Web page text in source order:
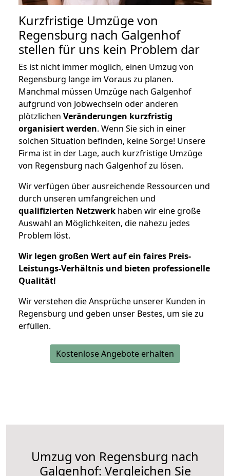
Kurzfristige Umzüge von
Regensburg nach Galgenhof
stellen für uns kein Problem dar
Es ist nicht immer möglich, einen Umzug von
Regensburg lange im Voraus zu planen.
Manchmal müssen Umzüge nach Galgenhof
aufgrund von Jobwechseln oder anderen
plötzlichen Veränderungen kurzfristig
organisiert werden. Wenn Sie sich in einer
solchen Situation befinden, keine Sorge! Unsere
Firma ist in der Lage, auch kurzfristige Umzüge
von Regensburg nach Galgenhof zu lösen.
Wir verfügen über ausreichende Ressourcen und
durch unseren umfangreichen und
qualifizierten Netzwerk haben wir eine große
Auswahl an Möglichkeiten, die nahezu jedes
Problem löst.
Wir legen großen Wert auf ein faires Preis-
Leistungs-Verhältnis und bieten professionelle
Qualität!
Wir verstehen die Ansprüche unserer Kunden in
Regensburg und geben unser Bestes, um sie zu
erfüllen.
Kostenlose Angebote erhalten
Umzug von Regensburg nach
Galgenhof: Vergleichen Sie